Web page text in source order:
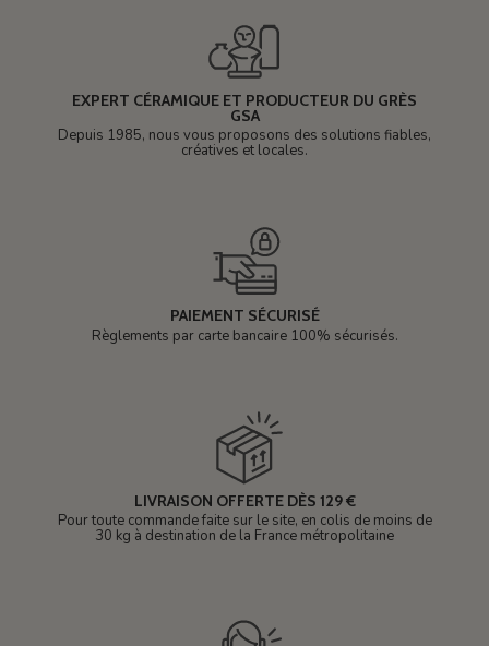
EXPERT CÉRAMIQUE ET PRODUCTEUR DU GRÈS
GSA
Depuis 1985, nous vous proposons des solutions fiables,
créatives et locales.
PAIEMENT SÉCURISÉ
Règlements par carte bancaire 100% sécurisés.
LIVRAISON OFFERTE DÈS 129 €
Pour toute commande faite sur le site, en colis de moins de
30 kg à destination de la France métropolitaine